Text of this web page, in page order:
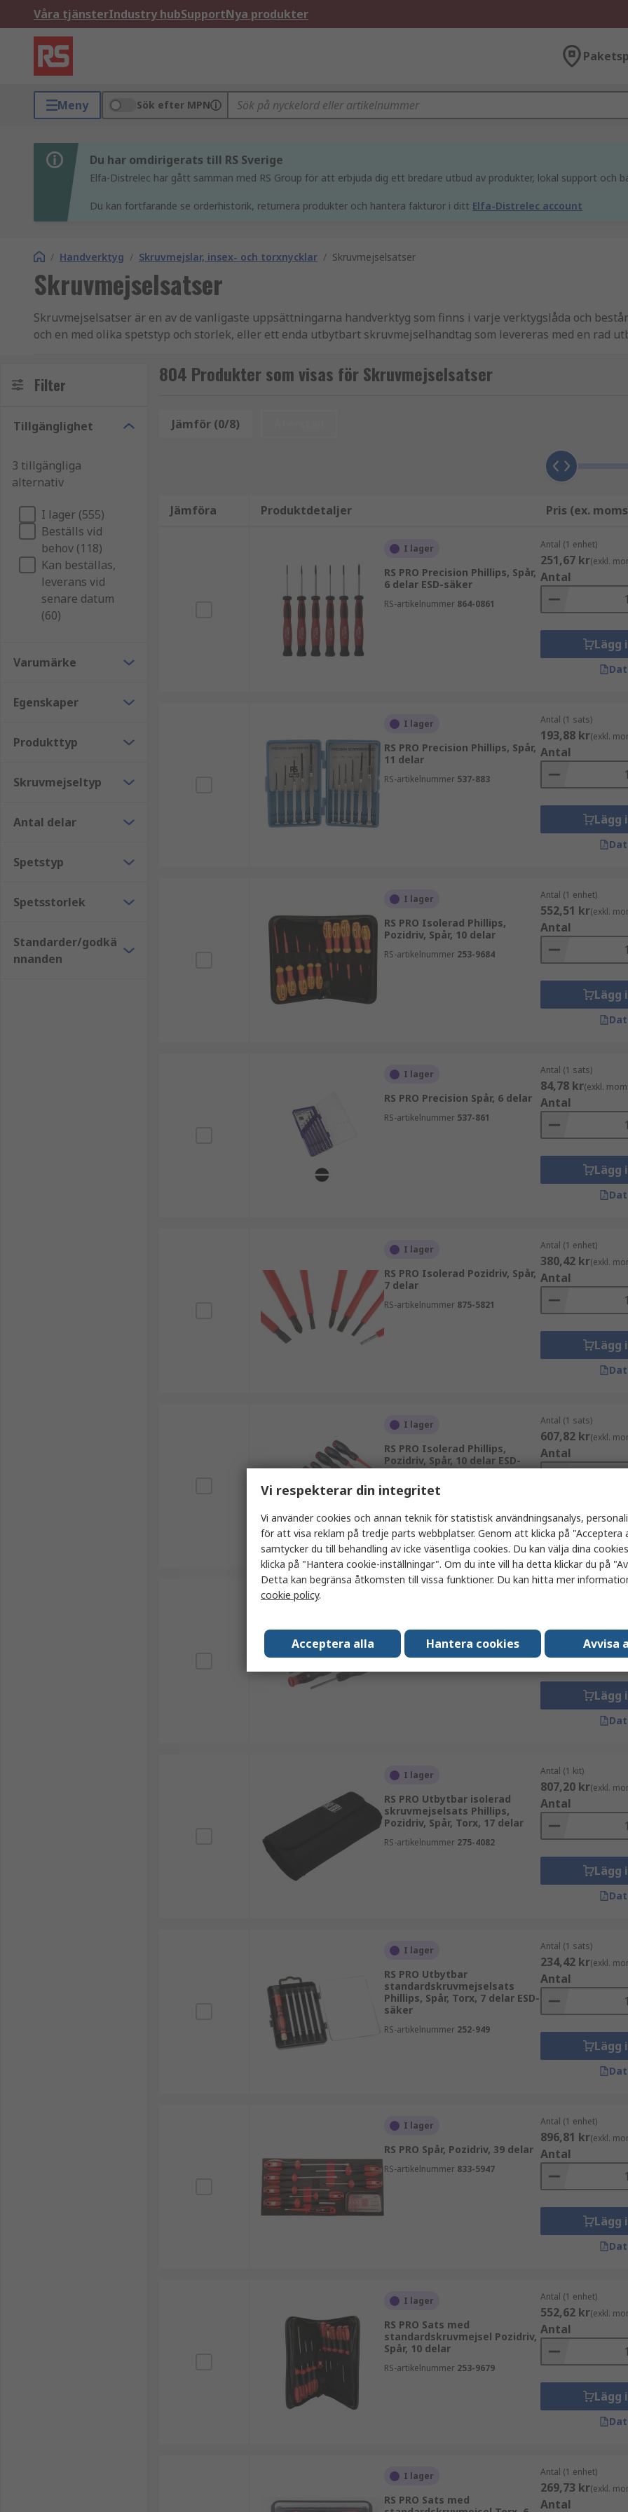
Våra tjänsterIndustry hubSupportNya produkter
Meny Sök efter MPN
Du har omdirigerats till RS Sverige
Elfa-Distrelec har gått samman med RS Group för att erbjuda dig ett bredare utbud av produkter, lokal support och
Du kan fortfarande se orderhistorik, returnera produkter och hantera fakturor i ditt Elfa-Distrelec account
/ Handverktyg / Skruvmejslar, insex- och torxnycklar / Skruvmejselsatser
Skruvmejselsatser
Skruvmejselsatser är en av de vanligaste uppsättningarna handverktyg som finns i varje verktygslåda och
och en med olika spetstyp och storlek, eller ett enda utbytbart skruvmejselhandtag som levereras med en rad
Typer av skruvmejselsatser
Elektriker-skruvmejselsatser:Elektriker-skruvmejselsatser
eller isolerade skruvmejselsatser uppfyller
Precisionsskruvmejselsatser:
är utformade för detaljerat och känsligt arbete
Utbytbara skruvmejselsatser:Utbytbara skruvmejselsatser
består av en enda bithållare och en rad bits eller
Torx-skruvmejselsatser:
även kända som stjärnskruvmejselsatser, dessa har alla en
Varumärken för skruvmejselsatser
Skruvmejselsatser finns tillgängliga från populära ledande varumärken inklusive följande:
Wiha skruvmejselsatser
Stanley skruvmejselsatser
Filter
Tillgänglighet
3 tillgängliga
alternativ
I lager (555)
Beställs vid
behov (118)
Kan beställas,
leverans vid
senare datum
(60)
Varumärke
Egenskaper
Produkttyp
Skruvmejseltyp
Antal delar
Spetstyp
Spetsstorlek
Standarder/godkä
nnanden
804 Produkter som visas för Skruvmejselsatser
Jämför (0/8)
Jämföra Produktdetaljer Pris (ex.
I lager
RS PRO Precision Phillips, Spår,
6 delar ESD-säker
RS-artikelnummer 864-0861
Antal (1 enhet)
251,67 kr(exkl.
Antal
Lägg
I lager
RS PRO Precision Phillips, Spår,
11 delar
RS-artikelnummer 537-883
Antal (1 sats)
193,88 kr(exkl.
Antal
Lägg
I lager
RS PRO Isolerad Phillips,
Pozidriv, Spår, 10 delar
RS-artikelnummer 253-9684
Antal (1 enhet)
552,51 kr(exkl.
Antal
Lägg
I lager
RS PRO Precision Spår, 6 delar
RS-artikelnummer 537-861
Antal (1 sats)
84,78 kr(exkl.
Antal
Lägg
I lager
RS PRO Isolerad Pozidriv, Spår,
7 delar
RS-artikelnummer 875-5821
Antal (1 enhet)
380,42 kr(exkl.
Antal
Lägg
I lager
RS PRO Isolerad Phillips,
Pozidriv, Spår, 10 delar ESD-
säker
RS-artikelnummer
Antal (1 sats)
607,82 kr(exkl.
Antal
Lägg
Muttersnurra, 5 delar
RS-artikelnummer243-664
Antal
Lägg
I lager
RS PRO Utbytbar isolerad
skruvmejselsats Phillips,
Pozidriv, Spår, Torx, 17 delar
RS-artikelnummer 275-4082
Antal (1 kit)
807,20 kr(exkl.
Antal
Lägg
I lager
RS PRO Utbytbar
standardskruvmejselsats
Phillips, Spår, Torx, 7 delar ESD-
säker
RS-artikelnummer 252-949
Antal (1 sats)
234,42 kr(exkl.
Antal
Lägg
I lager
RS PRO Spår, Pozidriv, 39 delar
RS-artikelnummer 833-5947
Antal (1 enhet)
896,81 kr(exkl.
Antal
Lägg
I lager
RS PRO Sats med
standardskruvmejsel Pozidriv,
Spår, 10 delar
RS-artikelnummer 253-9679
Antal (1 enhet)
552,62 kr(exkl.
Antal
Lägg
I lager
RS PRO Sats med
Antal (1 enhet)
269,73 kr(exkl.
Antal
Vi respekterar din integritet
Vi använder cookies och annan teknik för statistisk användningsanalys,
för att visa reklam på tredje parts webbplatser. Genom att klicka på "Acceptera
samtycker du till behandling av icke väsentliga cookies. Du kan välja dina
klicka på "Hantera cookie-inställningar". Om du inte vill ha detta klickar du på
Detta kan begränsa åtkomsten till vissa funktioner. Du kan hitta mer
cookie policy.
Acceptera alla Hantera cookies Avvisa